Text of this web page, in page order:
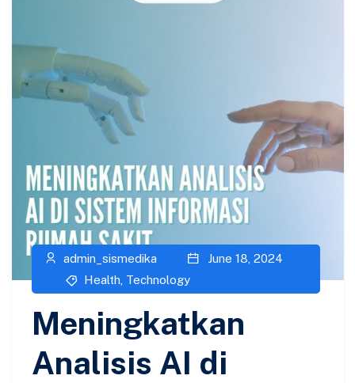
admin_sismedika
June 18, 2024
Health Technology
Meningkatkan
Analisis AI di